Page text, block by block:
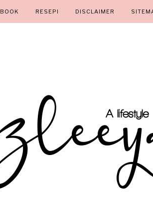
BOOK RESEPI DISCLAIMER